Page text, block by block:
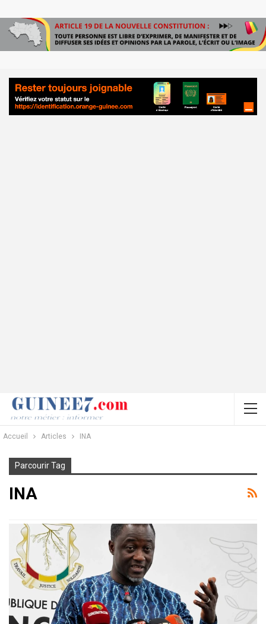
Accueil Articles INA
Parcourir Tag
INA